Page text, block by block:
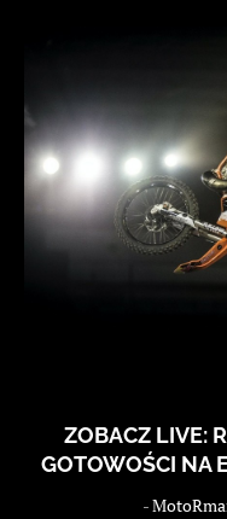
ZOBACZ LIVE:
GOTOWOŚCI NA
-